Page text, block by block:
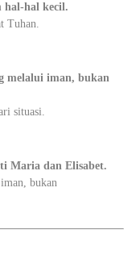
hal-hal kecil.
Tuhan.
melalui iman, bukan
situasi.
Maria dan Elisabet.
bukan